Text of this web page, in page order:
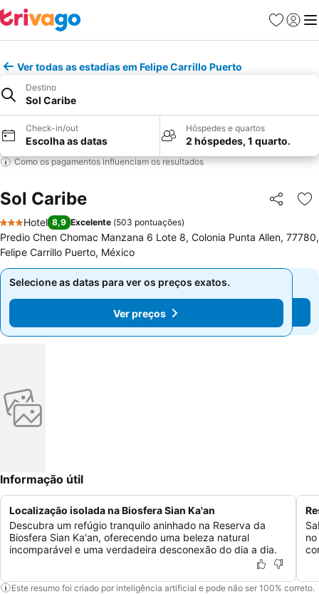
Favoritos
Iniciar
Ver todas as estadias em Felipe Carrillo Puerto
Destino
Sol Caribe
Check-in/out
Escolha as datas
Hóspedes e quartos
2 hóspedes, 1 quarto.
Como os pagamentos influenciam os resultados
Sol Caribe Partilhar
3 Estrelas
Hotel 8,9 Excelente (503 pontuações)
Predio Chen Chomac Manzana 6 Lote 8, Colonia Punta Allen, 77780,
Felipe Carrillo Puerto, México
Selecione as datas para ver os preços exatos.
Ver preços
Selecione as datas para ver os preços exatos.
Ver preços
Informação útil
Localização isolada na Biosfera Sian Ka'an
Descubra um refúgio tranquilo aninhado na Reserva da
Biosfera Sian Ka'an, oferecendo uma beleza natural
incomparável e uma verdadeira desconexão do dia a dia.
Este resumo foi criado por inteligência artificial e pode não ser 100% correto.